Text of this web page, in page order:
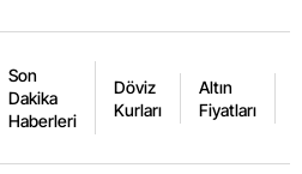
Son
Dakika
Haberleri
Döviz
Kurları
Altın
Fiyatları